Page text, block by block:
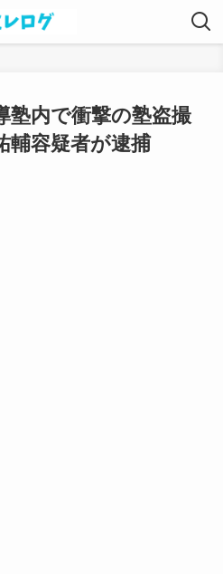
塾内で衝撃の塾盗撮
輔容疑者が逮捕